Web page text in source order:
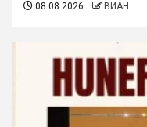
08.08.2026 ВИАН